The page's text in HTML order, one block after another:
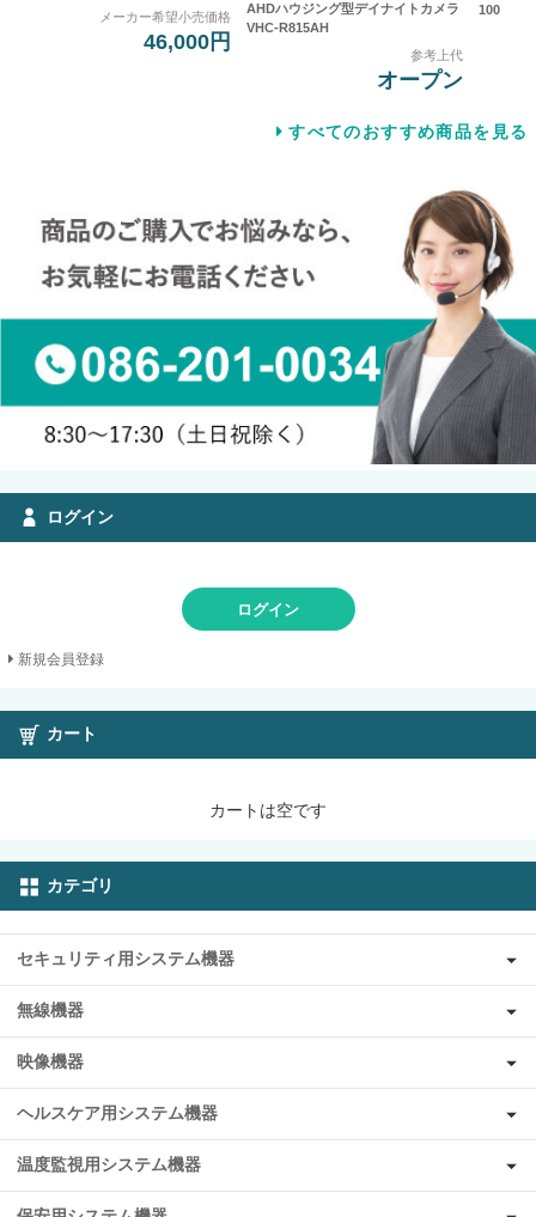
メーカー希望小売価格
46,000円
AHDハウジング型デイナイトカメラ
VHC-R815AH
参考上代
オープン
100
すべてのおすすめ商品を見る
ログイン
ログイン
新規会員登録
カート
カートは空です
カテゴリ
セキュリティ用システム機器
無線機器
映像機器
ヘルスケア用システム機器
温度監視用システム機器